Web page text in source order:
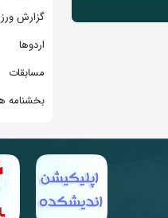
گزارش
اردوها
مسابقات
بخشنامه